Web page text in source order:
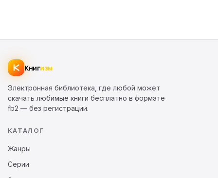
Книгизм
Электронная библиотека, где любой может
скачать любимые книги бесплатно в формате
fb2 — без регистрации.
КАТАЛОГ
Жанры
Серии